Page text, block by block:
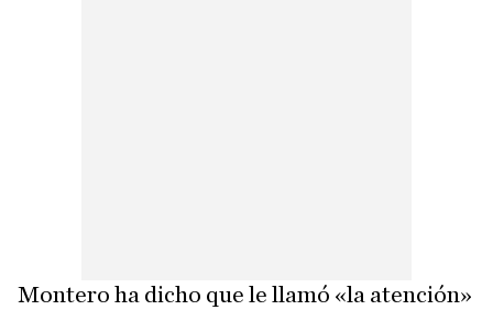
Montero ha dicho que le llamó «la atención»